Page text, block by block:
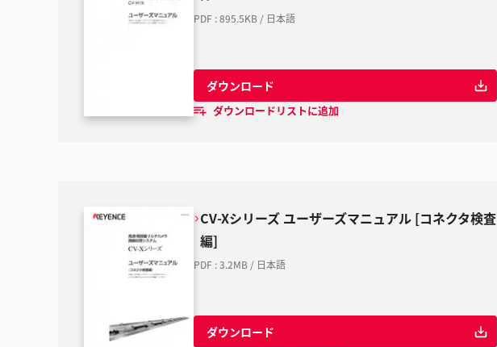
PDF :895.5KB / 日本語
ダウンロード
ダウンロードリストに追加
CV-Xシリーズ ユーザーズマニュアル [コネクタ検査
編]
PDF :3.2MB / 日本語
ダウンロード